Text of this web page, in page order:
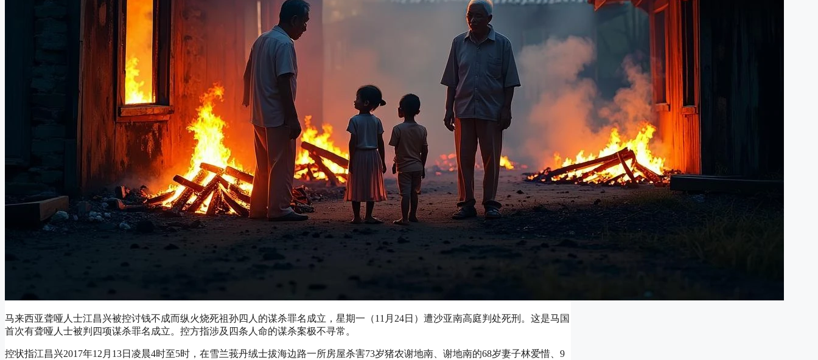
马来西亚聋哑人士江昌兴被控讨钱不成而纵火烧死祖孙四人的谋杀罪名成立，星期一（11月24日）遭沙亚南高庭判处死刑。这是马国
首次有聋哑人士被判四项谋杀罪名成立。控方指涉及四条人命的谋杀案极不寻常。
控状指江昌兴2017年12月13日凌晨4时至5时，在雪兰莪丹绒士拔海边路一所房屋杀害73岁猪农谢地南、谢地南的68岁妻子林爱惜、9